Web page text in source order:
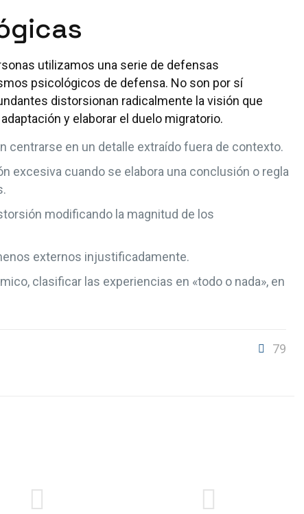
utilizamos una serie de defensas
psicológicos de defensa. No son por sí
distorsionan radicalmente la visión que
y elaborar el duelo migratorio.
centrarse en un detalle extraído fuera de contexto.
excesiva cuando se elabora una conclusión o regla
modificando la magnitud de los
externos injustificadamente.
clasificar las experiencias en «todo o nada», en
79